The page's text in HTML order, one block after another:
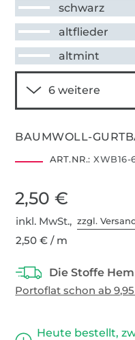
schwarz
altflieder
altmint
BAUMWOLL-
ART.NR.: XWB16-
2,50 €
inkl. MwSt.,zzgl.
2,50 € / m
Heute bestellt,